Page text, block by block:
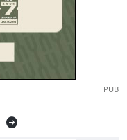
PUB